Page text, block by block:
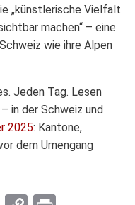
„künstlerische Vielfalt
machen“ – eine
wie ihre Alpen
Jeden Tag. Lesen
in der Schweiz und
2025: Kantone,
dem Urnengang